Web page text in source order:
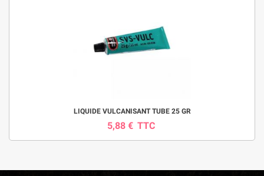
LIQUIDE VULCANISANT TUBE 25 GR
5,88 € TTC